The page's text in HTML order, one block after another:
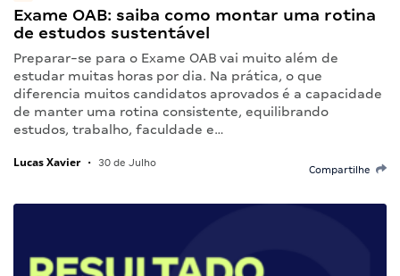
Exame OAB: saiba como montar uma rotina
de estudos sustentável
Preparar-se para o Exame OAB vai muito além de
estudar muitas horas por dia. Na prática, o que
diferencia muitos candidatos aprovados é a capacidade
de manter uma rotina consistente, equilibrando
estudos, trabalho, faculdade e…
Lucas Xavier • 30 de Julho
Compartilhe